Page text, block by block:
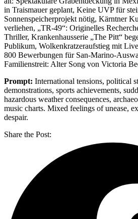
in Traismauer geplant, Keine UVP für
Sonnenspeicherprojekt nötig, Kärntner
verliehen, „TR-49“: Originelles
Thriller, Krankenhausserie „The Pitt“
Publikum, Wolkenkratzeraufstieg mit
800 Bewerbungen für San-Marino-
Familienstreit: Alter Song von Victoria
Prompt: International tensions, political
demonstrations, sports achievements,
hazardous weather consequences,
music charts. Mixed feelings of unease,
despair.
Share the Post: